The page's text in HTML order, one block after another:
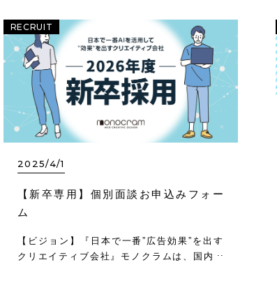
RECRUIT
2025/4/1
【新卒専用】個別面談お申込みフォー
ム
【ビジョン】『日本で一番”広告効果”を出す
クリエイティブ会社』モノクラムは、国内大